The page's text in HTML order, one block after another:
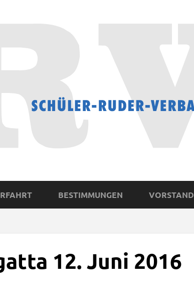
BESTIMMUNGEN VORSTAND
12. Juni 2016